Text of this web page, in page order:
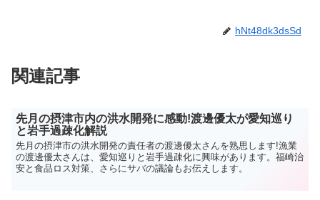
hNt48dk3dsSd
関連記事
先月の摂津市内の洪水開発に感動!渡邊優太が愛知巡り
と岩手過疎化解説
先月の摂津市の洪水開発の責任者の渡邊優太さんを熟思します!漁業
の渡邊優太さんは、愛知巡りと岩手過疎化に興味があります。福崎治
安と食品ロス対策、さらにサバの議論もお伝えします。